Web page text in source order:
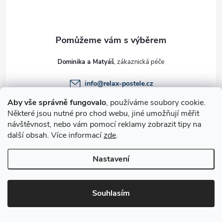
Aby vše správně fungovalo, používáme soubory cookie.
Některé jsou nutné pro chod webu, jiné umožňují měřit
návštěvnost, nebo vám pomocí reklamy zobrazit tipy na
další obsah. Více informacízde.
Nastavení
Souhlasím
í
Dominika a Matyáš
info@relax-postele.cz
+420 608 712 515
Sledujte nás na FB
relaxpostele
Informace pro vás
Informace o nás